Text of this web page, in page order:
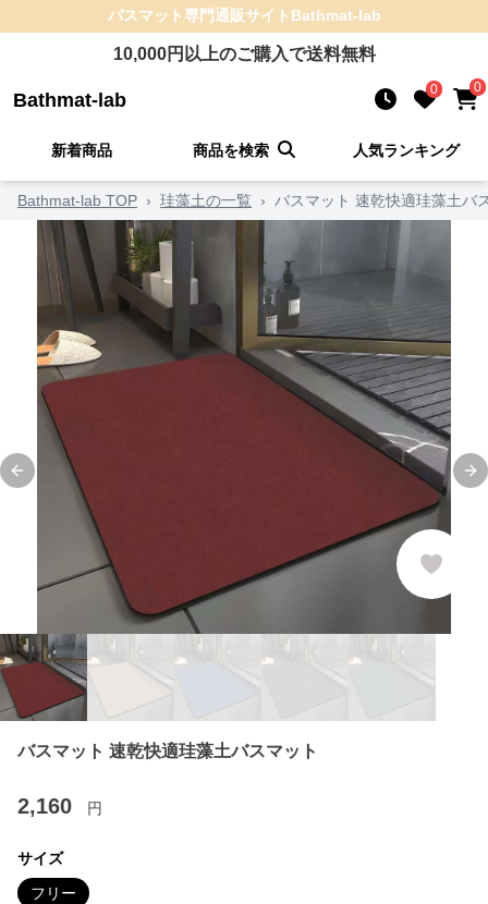
バスマット専門通販サイト Bathmat-lab
10,000円以上のご購入で送料無料
Bathmat-lab 0 0
新着商品 商品を検索 人気ランキング
Bathmat-lab TOP › 珪藻土の一覧 › バスマット 速乾快適珪藻土バ
Previous slide
バスマット 速乾快適珪藻土バスマット
2,160 円
サイズ
フリー